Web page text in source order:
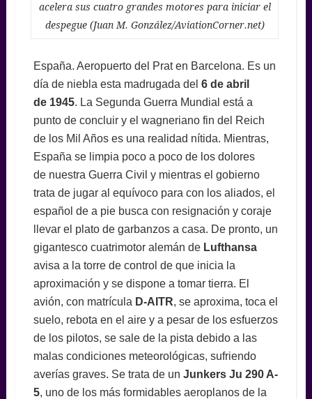
acelera sus cuatro grandes motores para iniciar el
despegue (Juan M. González/AviationCorner.net)
España. Aeropuerto del Prat en Barcelona. Es un
día de niebla esta madrugada del 6 de abril
de 1945. La Segunda Guerra Mundial está a
punto de concluir y el wagneriano fin del Reich
de los Mil Años es una realidad nítida. Mientras,
España se limpia poco a poco de los dolores
de nuestra Guerra Civil y mientras el gobierno
trata de jugar al equívoco para con los aliados, el
español de a pie busca con resignación y coraje
llevar el plato de garbanzos a casa. De pronto, un
gigantesco cuatrimotor alemán de Lufthansa
avisa a la torre de control de que inicia la
aproximación y se dispone a tomar tierra. El
avión, con matrícula D-AITR, se aproxima, toca el
suelo, rebota en el aire y a pesar de los esfuerzos
de los pilotos, se sale de la pista debido a las
malas condiciones meteorológicas, sufriendo
averías graves. Se trata de un Junkers Ju 290 A-
5, uno de los más formidables aeroplanos de la